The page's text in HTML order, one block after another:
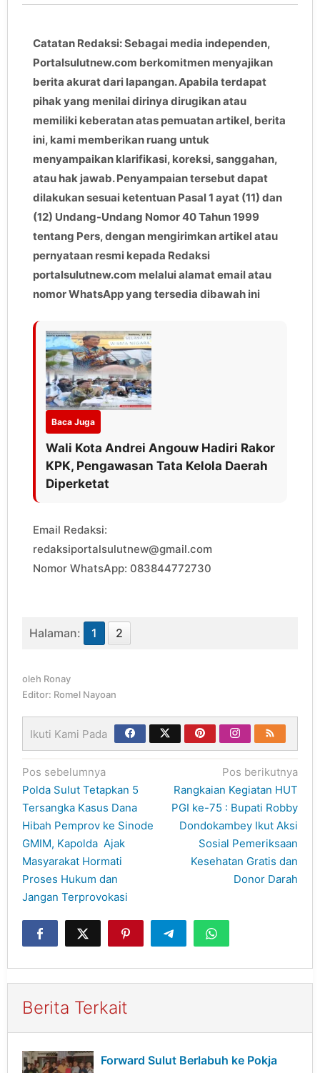
Catatan Redaksi: Sebagai media independen,
Portalsulutnew.com berkomitmen menyajikan
berita akurat dari lapangan. Apabila terdapat
pihak yang menilai dirinya dirugikan atau
memiliki keberatan atas pemuatan artikel, berita
ini, kami memberikan ruang untuk
menyampaikan klarifikasi, koreksi, sanggahan,
atau hak jawab. Penyampaian tersebut dapat
dilakukan sesuai ketentuan Pasal 1 ayat (11) dan
(12) Undang-Undang Nomor 40 Tahun 1999
tentang Pers, dengan mengirimkan artikel atau
pernyataan resmi kepada Redaksi
portalsulutnew.com melalui alamat email atau
nomor WhatsApp yang tersedia dibawah ini
Baca Juga
Wali Kota Andrei Angouw Hadiri Rakor
KPK, Pengawasan Tata Kelola Daerah
Diperketat
Email Redaksi:
redaksiportalsulutnew@gmail.com
Nomor WhatsApp: 083844772730
Halaman: 1 2
oleh Ronay
Editor: Romel Nayoan
Ikuti Kami Pada
Navigasi
pos
Pos sebelumnya
Polda Sulut Tetapkan 5
Tersangka Kasus Dana
Hibah Pemprov ke Sinode
GMIM, Kapolda Ajak
Masyarakat Hormati
Proses Hukum dan
Jangan Terprovokasi
Pos berikutnya
Rangkaian Kegiatan HUT
PGI ke-75 : Bupati Robby
Dondokambey Ikut Aksi
Sosial Pemeriksaan
Kesehatan Gratis dan
Donor Darah
Berita Terkait
Forward Sulut Berlabuh ke Pokja